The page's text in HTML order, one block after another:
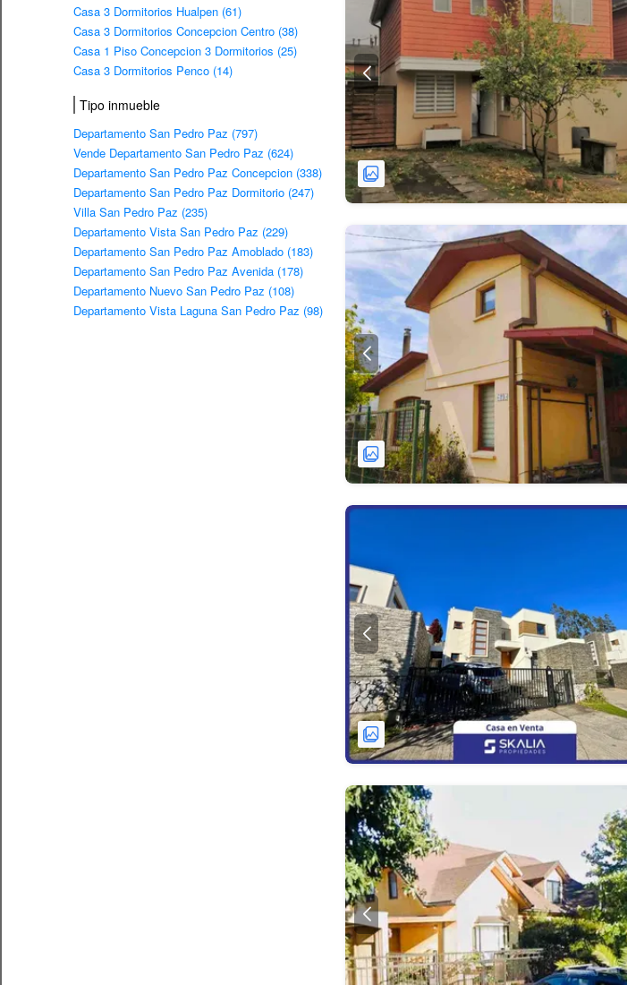
Casa 3 Dormitorios Hualpen (61)
Casa 3 Dormitorios Concepcion Centro (38)
Casa 1 Piso Concepcion 3 Dormitorios (25)
Casa 3 Dormitorios Penco (14)
Tipo inmueble
Departamento San Pedro Paz (797)
Vende Departamento San Pedro Paz (624)
Departamento San Pedro Paz Concepcion (338)
Departamento San Pedro Paz Dormitorio (247)
Villa San Pedro Paz (235)
Departamento Vista San Pedro Paz (229)
Departamento San Pedro Paz Amoblado (183)
Departamento San Pedro Paz Avenida (178)
Departamento Nuevo San Pedro Paz (108)
Departamento Vista Laguna San Pedro Paz (98)